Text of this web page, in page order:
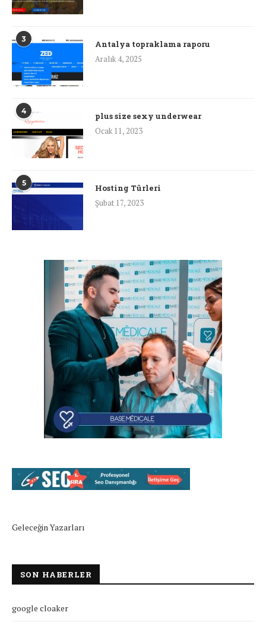
3
Antalya topraklama raporu
Aralık 4, 2025
4
plus size sexy underwear
Ocak 11, 2023
5
Hosting Türleri
Şubat 17, 2023
Geleceğin Yazarları
SON HABERLER
google cloaker